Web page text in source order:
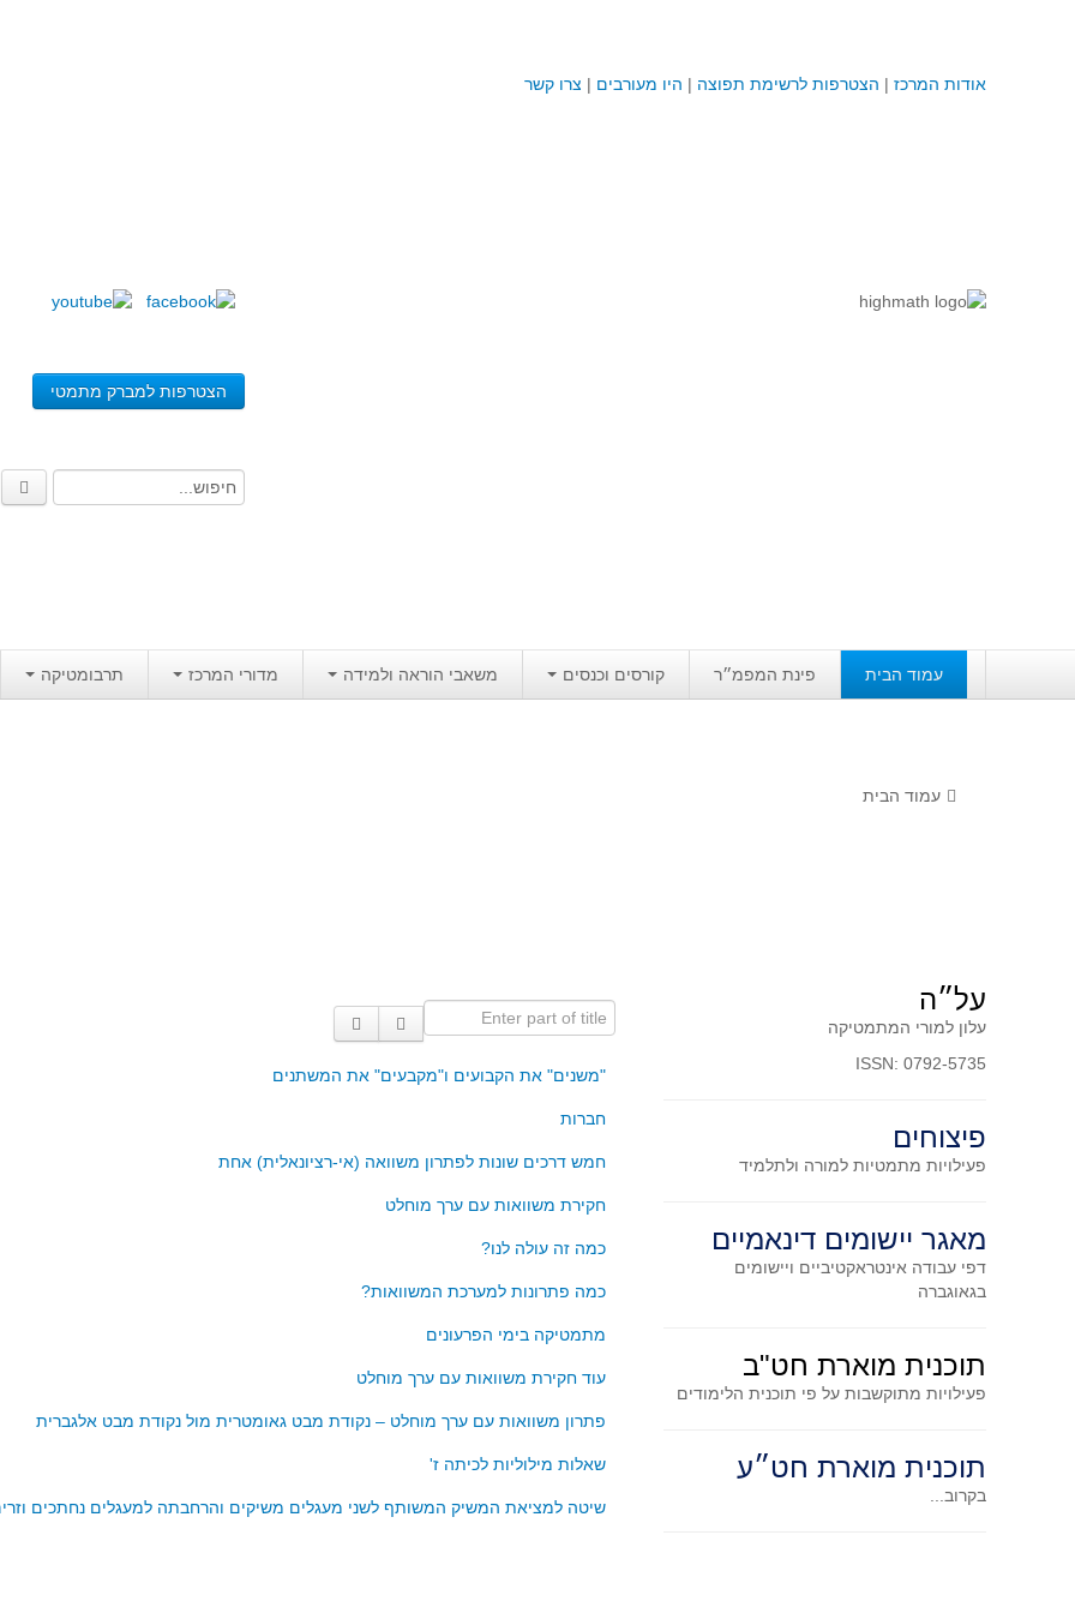
אודות המרכז | הצטרפות לרשימת תפוצה | היו מעורבים | צרו קשר
הצטרפות למברק מתמטי
עמוד הבית פינת המפמ״ר קורסים וכנסים משאבי הוראה ולמידה מדורי המרכז תרבומטיקה
עמוד הבית
Enter part of title
"משנים" את הקבועים ו"מקבעים" את המשתנים
חברות
חמש דרכים שונות לפתרון משוואה (אי-רציונאלית) אחת
חקירת משוואות עם ערך מוחלט
כמה זה עולה לנו?
כמה פתרונות למערכת המשוואות?
מתמטיקה בימי הפרעונים
עוד חקירת משוואות עם ערך מוחלט
פתרון משוואות עם ערך מוחלט – נקודת מבט גאומטרית מול נקודת מבט אלגברית
שאלות מילוליות לכיתה ז'
שיטה למציאת המשיק המשותף לשני מעגלים משיקים והרחבתה למעגלים נחתכים
על״ה
עלון למורי המתמטיקה
ISSN: 0792-5735
פיצוחים
פעילויות מתמטיות למורה ולתלמיד
מאגר יישומים דינאמיים
דפי עבודה אינטראקטיביים ויישומים
בגאוגברה
תוכנית מוארת חט"ב
פעילויות מתוקשבות על פי תוכנית הלימודים
תוכנית מוארת חט״ע
בקרוב...